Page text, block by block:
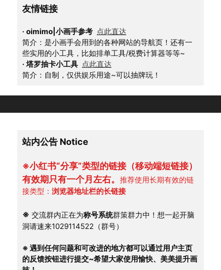
友情链接
· oimimo|小画手参考 点此直达
简介：是小画手会用到的各种网站的导航页！还有一
些实用的小工具，比如排单工具/税费计算器等等~
· 塔罗抽卡小工具 点此直达
简介：自制，仅供娱乐用途~可以抽牌玩！
站内公告 Notice
※小红书“分享”类型的链接（移动端短链接）
有效期只有一个月左右。 推荐使用长期有效的链
接类型： 浏览器地址栏的长链接
※ 交流群内正在为称号系统群策群力中！想一起开脑
洞请速来1029114522（群号）
※ 遇到任何问题和可改进的地方都可以通过用户主页
的反馈按钮进行提交~希望大家使用愉快、美美提升画